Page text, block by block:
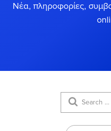
Νέα, πληροφορίες,